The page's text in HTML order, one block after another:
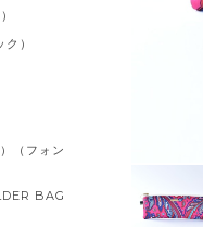
）
（フォン
BAG